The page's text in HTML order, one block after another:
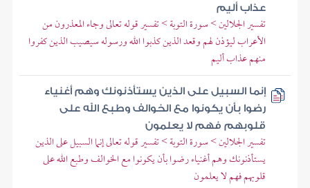
عذاب أليم
تفسير الجلالين > سورة التوبة > تفسير قوله تعالى وجاء المعذرون من
الأعراب ليؤذن لهم وقعد الذين كذبوا الله ورسوله سيصيب الذين كفروا
منهم عذاب أليم
إنما السبيل على الذين يستأذنونك وهم أغنياء
رضوا بأن يكونوا مع الخوالف وطبع الله على
قلوبهم فهم لا يعلمون
تفسير الجلالين > سورة التوبة > تفسير قوله تعالى إنما السبيل على الذين
يستأذنونك وهم أغنياء رضوا بأن يكونوا مع الخوالف وطبع الله على
قلوبهم فهم لا يعلمون